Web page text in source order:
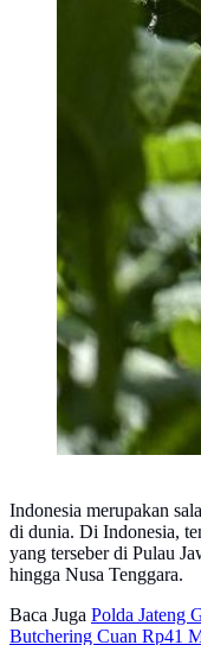
Indonesia merupakan
di dunia. Di Indonesia,
yang terseber di Pulau
hingga Nusa Tenggara.
Baca Juga Polda Jateng
Butchering Cuan Rp41